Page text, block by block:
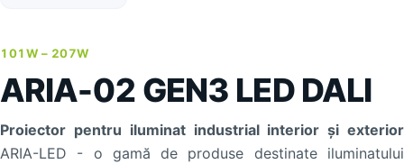
101W – 207W
ARIA-02 GEN3 LED DALI
Proiector pentru iluminat industrial interior și exterior
ARIA-LED - o gamă de produse destinate iluminatului